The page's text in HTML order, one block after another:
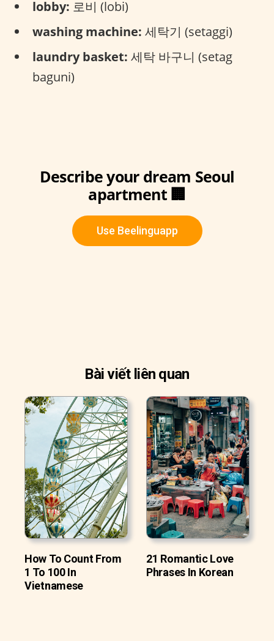
lobby: 로비 (lobi)
washing machine: 세탁기 (setaggi)
laundry basket: 세탁 바구니 (setag
baguni)
Describe your dream Seoul
apartment 🏢
Use Beelinguapp
Bài viết liên quan
How To Count From
1 To 100 In
Vietnamese
21 Romantic Love
Phrases In Korean